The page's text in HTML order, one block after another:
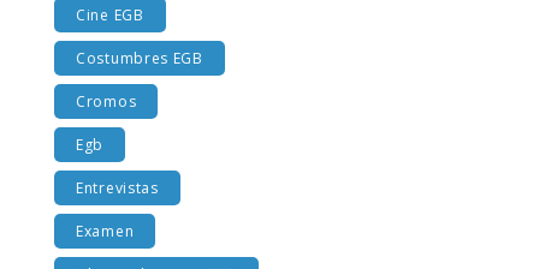
Cine EGB
Costumbres EGB
Cromos
Egb
Entrevistas
Examen